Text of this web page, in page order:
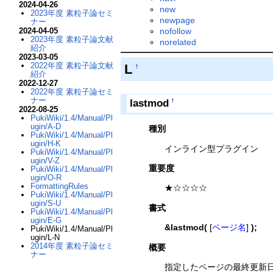
new
newpage
nofollow
norelated
L †
lastmod †
種別
インライン型プラグイン
重要度
★☆☆☆☆
書式
&lastmod([ページ名] );
概要
指定したページの最終更新
2024-04-26
2023年度 素粒子論セミ
ナー
2024-04-05
2023年度 素粒子論文献
紹介
2023-03-05
2022年度 素粒子論文献
紹介
2022-12-27
2022年度 素粒子論セミ
ナー
2022-08-25
PukiWiki/1.4/Manual/Pl
ugin/A-D
PukiWiki/1.4/Manual/Pl
ugin/H-K
PukiWiki/1.4/Manual/Pl
ugin/V-Z
PukiWiki/1.4/Manual/Pl
ugin/O-R
FormattingRules
PukiWiki/1.4/Manual/Pl
ugin/S-U
PukiWiki/1.4/Manual/Pl
ugin/E-G
PukiWiki/1.4/Manual/Pl
ugin/L-N
2014年度 素粒子論セミ
ナー